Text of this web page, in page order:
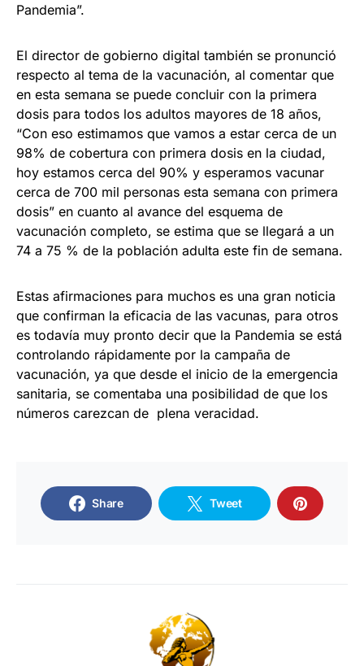
Pandemia”.
El director de gobierno digital también se pronunció
respecto al tema de la vacunación, al comentar que
en esta semana se puede concluir con la primera
dosis para todos los adultos mayores de 18 años,
“Con eso estimamos que vamos a estar cerca de un
98% de cobertura con primera dosis en la ciudad,
hoy estamos cerca del 90% y esperamos vacunar
cerca de 700 mil personas esta semana con primera
dosis” en cuanto al avance del esquema de
vacunación completo, se estima que se llegará a un
74 a 75 % de la población adulta este fin de semana.
Estas afirmaciones para muchos es una gran noticia
que confirman la eficacia de las vacunas, para otros
es todavía muy pronto decir que la Pandemia se está
controlando rápidamente por la campaña de
vacunación, ya que desde el inicio de la emergencia
sanitaria, se comentaba una posibilidad de que los
números carezcan de plena veracidad.
Share Tweet